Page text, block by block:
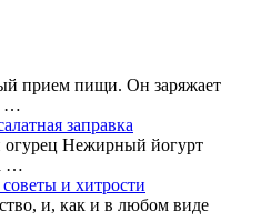
прием пищи. Он заряжает
…
заправка
Нежирный йогурт
…
и хитрости
и, как и в любом виде